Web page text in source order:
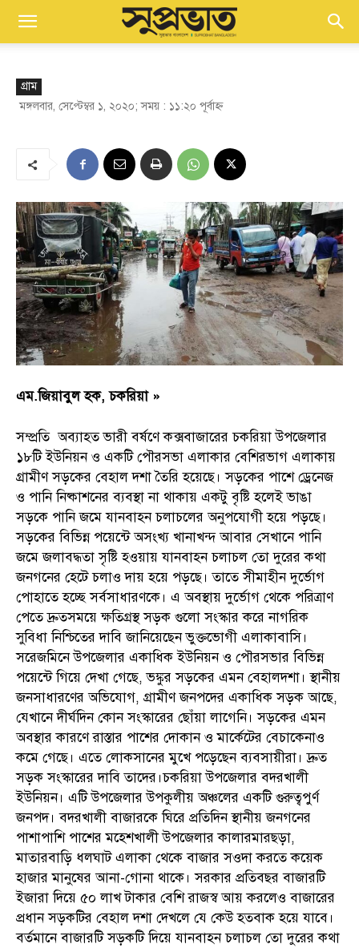
গ্রাম
মঙ্গলবার, সেপ্টেম্বর ১, ২০২০; সময় : ১১:২০ পূর্বাহ্ণ
এম.জিয়াবুল হক, চকরিয়া »
সম্প্রতি অব্যাহত ভারী বর্ষণে কক্সবাজারের চকরিয়া উপজেলার
১৮টি ইউনিয়ন ও একটি পৌরসভা এলাকার বেশিরভাগ এলাকায়
গ্রামীণ সড়কের বেহাল দশা তৈরি হয়েছে। সড়কের পাশে ড্রেনেজ
ও পানি নিষ্কাশনের ব্যবস্থা না থাকায় একটু বৃষ্টি হলেই ভাঙা
সড়কে পানি জমে যানবাহন চলাচলের অনুপযোগী হয়ে পড়ছে।
সড়কের বিভিন্ন পয়েন্টে অসংখ্য খানাখন্দ আবার সেখানে পানি
জমে জলাবদ্ধতা সৃষ্টি হওয়ায় যানবাহন চলাচল তো দুরের কথা
জনগনের হেটে চলাও দায় হয়ে পড়ছে। তাতে সীমাহীন দুর্ভোগ
পোহাতে হচ্ছে সর্বসাধারণকে। এ অবস্থায় দুর্ভোগ থেকে পরিত্রাণ
পেতে দ্রুতসময়ে ক্ষতিগ্রস্থ সড়ক গুলো সংস্কার করে নাগরিক
সুবিধা নিশ্চিতের দাবি জানিয়েছেন ভুক্তভোগী এলাকাবাসি।
সরেজমিনে উপজেলার একাধিক ইউনিয়ন ও পৌরসভার বিভিন্ন
পয়েন্টে গিয়ে দেখা গেছে, ভঙ্কুর সড়কের এমন বেহালদশা। স্থানীয়
জনসাধারণের অভিযোগ, গ্রামীণ জনপদের একাধিক সড়ক আছে,
যেখানে দীর্ঘদিন কোন সংস্কারের ছোঁয়া লাগেনি। সড়কের এমন
অবস্থার কারণে রাস্তার পাশের দোকান ও মার্কেটের বেচাকেনাও
কমে গেছে। এতে লোকসানের মুখে পড়েছেন ব্যবসায়ীরা। দ্রুত
সড়ক সংস্কারের দাবি তাদের।চকরিয়া উপজেলার বদরখালী
ইউনিয়ন। এটি উপজেলার উপকুলীয় অঞ্চলের একটি গুরুত্বপুর্ণ
জনপদ। বদরখালী বাজারকে ঘিরে প্রতিদিন স্থানীয় জনগনের
পাশাপাশি পাশের মহেশখালী উপজেলার কালারমারছড়া,
মাতারবাড়ি ধলঘাট এলাকা থেকে বাজার সওদা করতে কয়েক
হাজার মানুষের আনা-গোনা থাকে। সরকার প্রতিবছর বাজারটি
ইজারা দিয়ে ৫০ লাখ টাকার বেশি রাজস্ব আয় করলেও বাজারের
প্রধান সড়কটির বেহাল দশা দেখলে যে কেউ হতবাক হয়ে যাবে।
বর্তমানে বাজারটি সড়কটি দিয়ে যানবাহন চলাচল তো দুরের কথা